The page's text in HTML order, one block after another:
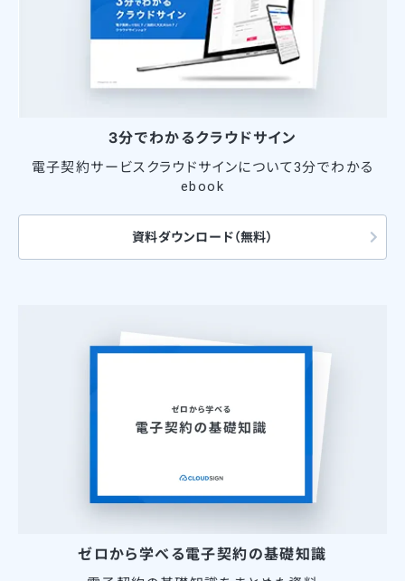
3分でわかるクラウドサイン
電子契約サービスクラウドサインについて3分でわかる
ebook
資料ダウンロード（無料）
ゼロから学べる電子契約の基礎知識